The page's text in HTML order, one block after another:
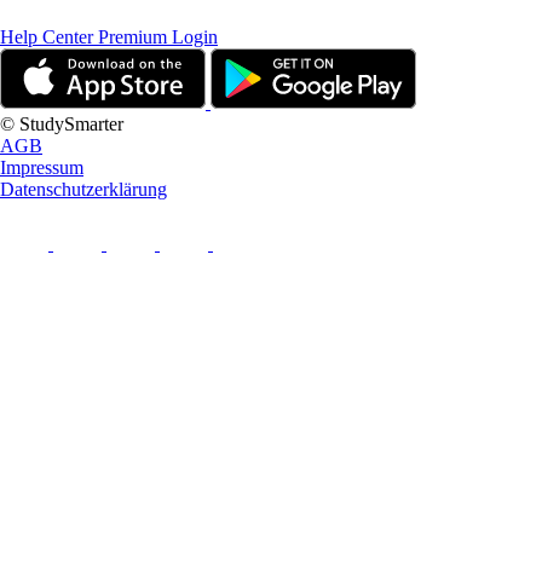
Help CenterPremium Login
© StudySmarter
AGB
Impressum
Datenschutzerklärung